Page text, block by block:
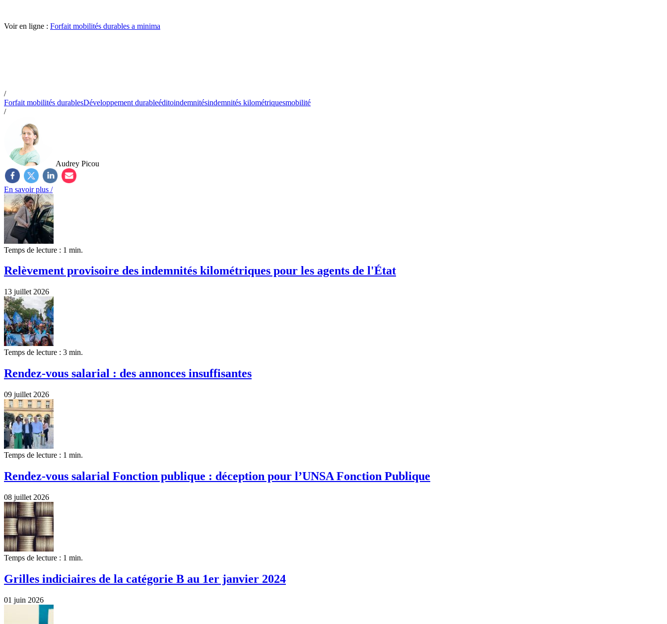
Voir en ligne : Forfait mobilités durables a minima
/
Forfait mobilités durablesDéveloppement durableéditoindemnitésindemnités kilométriquesmobilité
/
Audrey Picou
En savoir plus /
Temps de lecture : 1 min.
Relèvement provisoire des indemnités kilométriques pour les agents de l'État
13 juillet 2026
Temps de lecture : 3 min.
Rendez-vous salarial : des annonces insuffisantes
09 juillet 2026
Temps de lecture : 1 min.
Rendez-vous salarial Fonction publique : déception pour l’UNSA Fonction Publique
08 juillet 2026
Temps de lecture : 1 min.
Grilles indiciaires de la catégorie B au 1er janvier 2024
01 juin 2026